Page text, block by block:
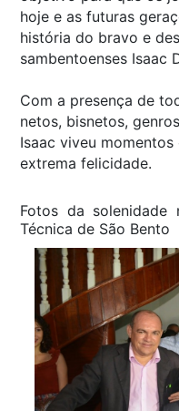
hoje e as futuras
história do bravo e
sambentoenses Isaac
Com a presença de
netos, bisnetos,
Isaac viveu momentos
extrema felicidade.
Fotos da
Técnica de São Bento